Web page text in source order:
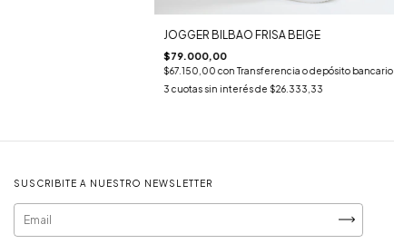
JOGGER BILBAO FRISA BEIGE
$79.000,00
$67.150,00con Transferencia o depósito bancario
3 cuotas sin interés de $26.333,33
SUSCRIBITE A NUESTRO NEWSLETTER